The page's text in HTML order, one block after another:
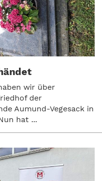
wir über
der
Aumund-Vegesack in
hat ...